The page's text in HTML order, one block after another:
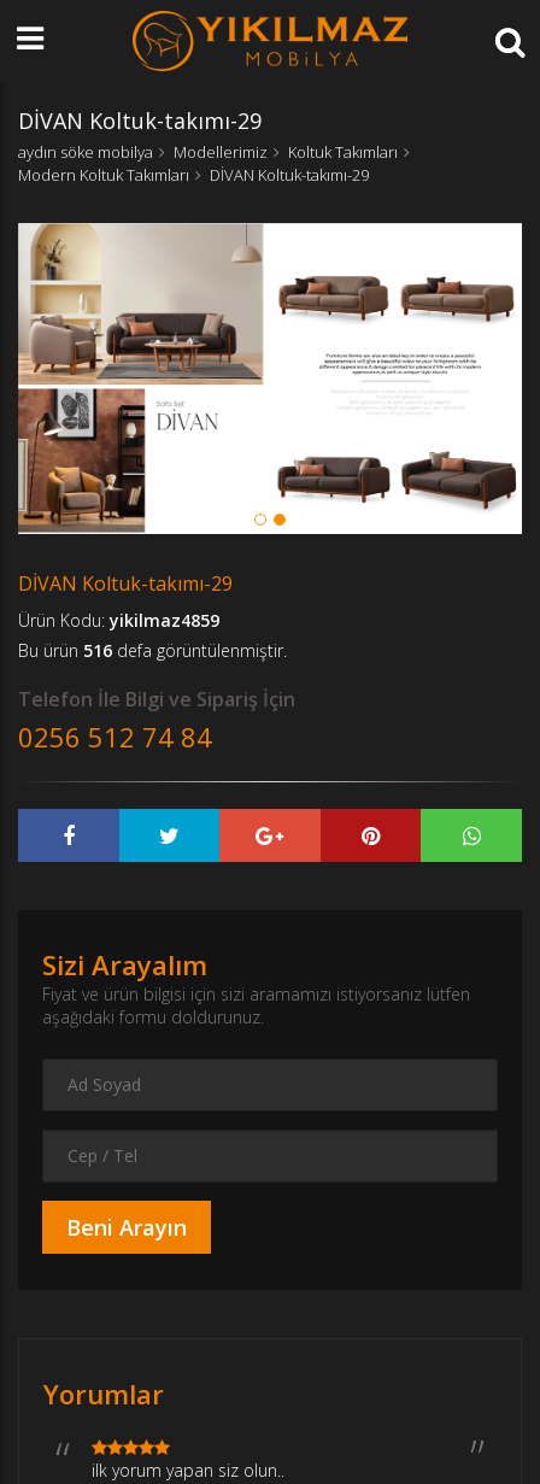
DİVAN Koltuk-takımı-29
aydın söke mobilya Modellerimiz
Koltuk Takımları
Modern Koltuk Takımları
DİVAN Koltuk-takımı-29
DİVAN Koltuk-takımı-29
Ürün Kodu:yikilmaz4859
Bu ürün 516 defa görüntülenmiştir.
Telefon İle Bilgi ve Sipariş İçin
0256 512 74 84
Sizi Arayalım
Fiyat ve ürün bilgisi için sizi aramamızı istiyorsanız lütfen
aşağıdaki formu doldurunuz.
Yorumlar
ilk yorum yapan siz olun..